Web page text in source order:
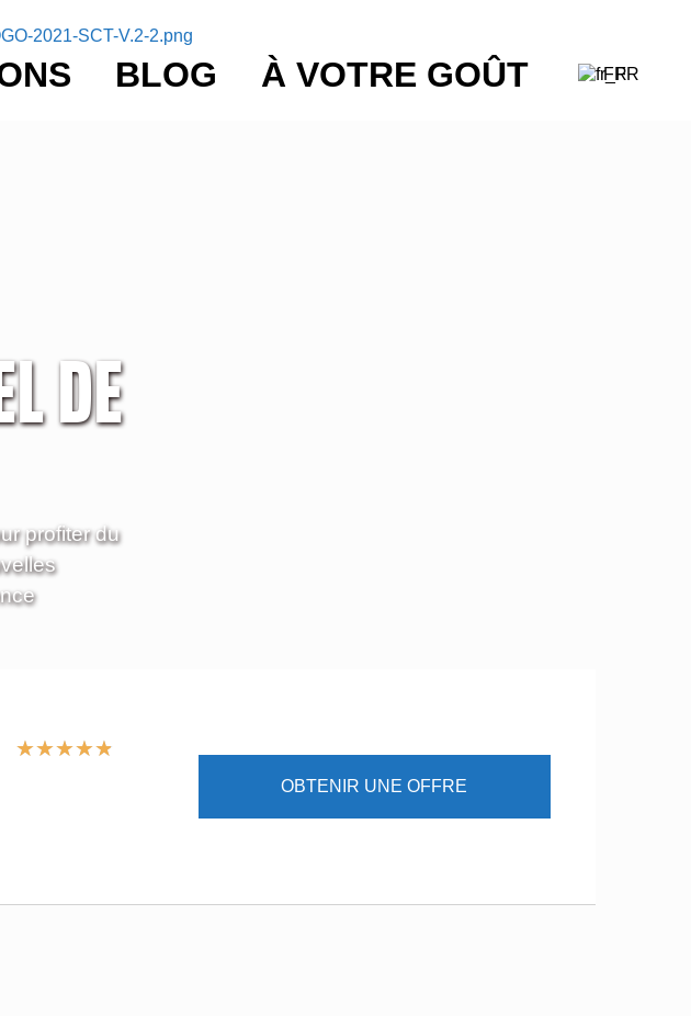
BLOG À VOTRE GOÛT FR
DE
profiter du
★★★★★
OBTENIR UNE OFFRE